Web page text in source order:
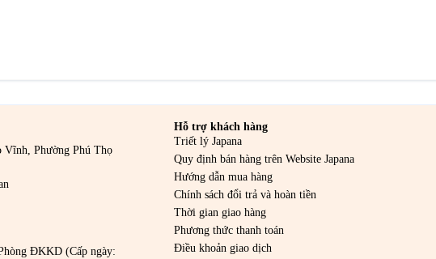
Vĩnh, Phường Phú Thọ
ĐKKD (Cấp ngày:
Hỗ trợ khách hàng
Triết lý Japana
Quy định bán hàng trên Website Japana
Hướng dẫn mua hàng
Chính sách đổi trả và hoàn tiền
Thời gian giao hàng
Phương thức thanh toán
Điều khoản giao dịch